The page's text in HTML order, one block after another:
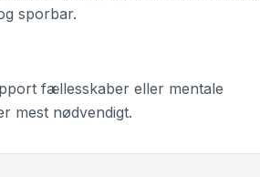
sporbar.
fællesskaber eller mentale
mest nødvendigt.